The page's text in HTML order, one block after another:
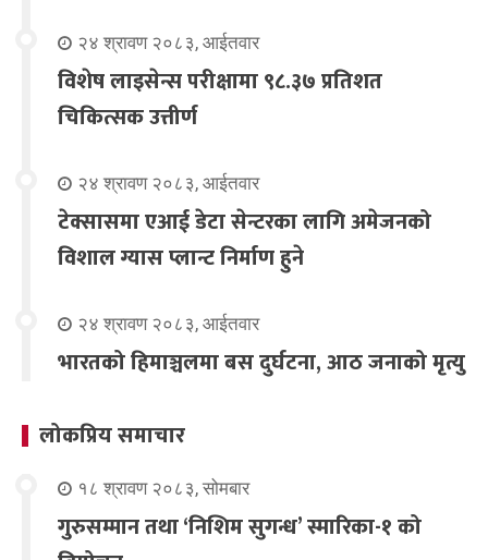
२४ श्रावण २०८३, आईतवार
विशेष लाइसेन्स परीक्षामा ९८.३७ प्रतिशत
चिकित्सक उत्तीर्ण
२४ श्रावण २०८३, आईतवार
टेक्सासमा एआई डेटा सेन्टरका लागि अमेजनको
विशाल ग्यास प्लान्ट निर्माण हुने
२४ श्रावण २०८३, आईतवार
भारतको हिमाञ्चलमा बस दुर्घटना, आठ जनाको मृत्यु
लोकप्रिय समाचार
१८ श्रावण २०८३, सोमबार
गुरुसम्मान तथा ‘निशिम सुगन्ध’ स्मारिका-१ को